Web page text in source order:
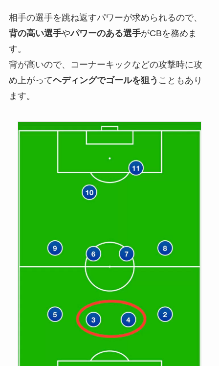
相手の選手を跳ね返すパワーが求められるので、
背の高い選手やパワーのある選手がCBを務めま
す。
背が高いので、コーナーキックなどの攻撃時に攻
め上がってヘディングでゴールを狙う こともあり
ます。